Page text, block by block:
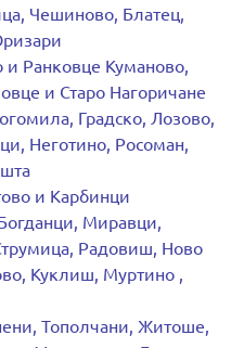
Чешиново, Блатец,
и Ранковце Куманово,
и Старо Нагоричане
Градско, Лозово,
Неготино, Росоман,
и Карбинци
Миравци,
Радовиш, Ново
Куклиш, Муртино ,
Тополчани, Житоше,